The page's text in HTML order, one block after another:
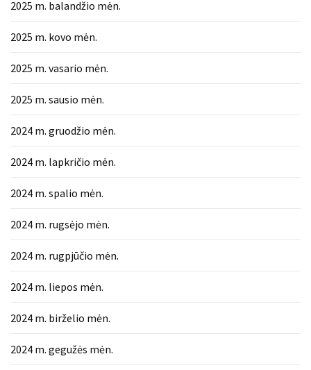
2025 m. balandžio mėn.
2025 m. kovo mėn.
2025 m. vasario mėn.
2025 m. sausio mėn.
2024 m. gruodžio mėn.
2024 m. lapkričio mėn.
2024 m. spalio mėn.
2024 m. rugsėjo mėn.
2024 m. rugpjūčio mėn.
2024 m. liepos mėn.
2024 m. birželio mėn.
2024 m. gegužės mėn.